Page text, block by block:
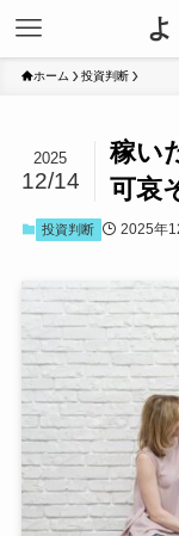
ホーム 投資判断
稼い
可哀
2025
12/14
投資判断 2025年